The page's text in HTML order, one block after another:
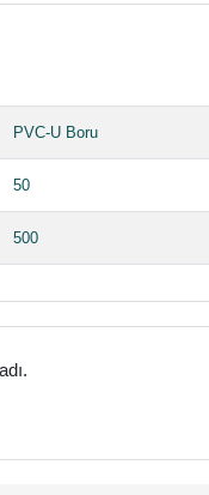
PVC-U Boru
50
500